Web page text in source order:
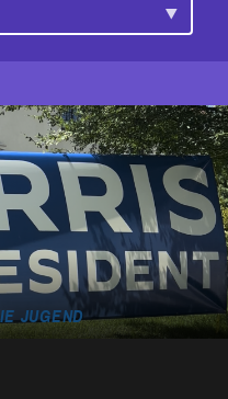
JUGEND